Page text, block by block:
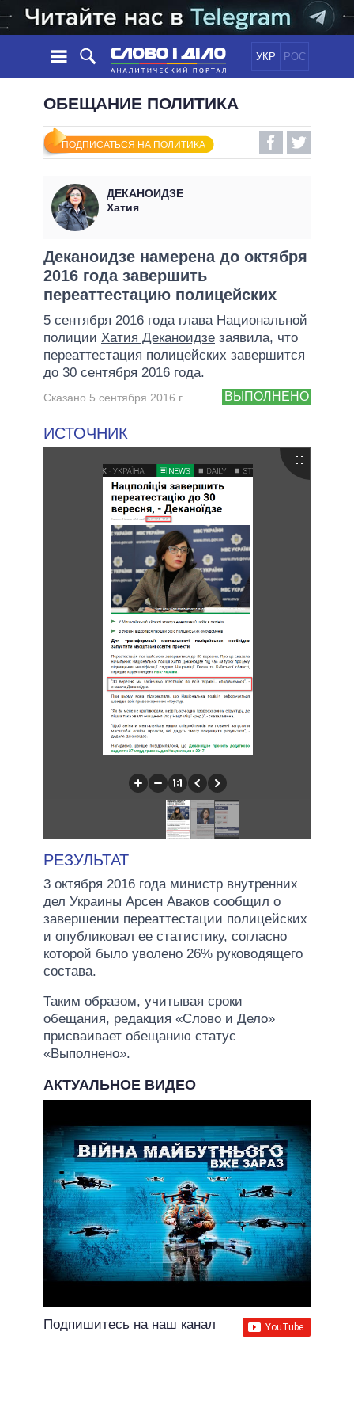
УКР РОС
НОВОСТИ
ЛЕНТА
СОБЫТИЯ
СТАТЬИ
МНЕНИЯ
ОБЗОРЫ
ДАЙДЖЕСТЫ
ПОЛИТИКА
ЭКОНОМИКА
ОБЕЩАНИЯ
ВСЕ ПОЛИТИКИ
ПРЕЗИДЕНТ И ОФИС
ВЕРХОВНАЯ РАДА
КАБИНЕТ МИНИСТРОВ
ГЛАВЫ ОБЛАДМИНИСТРАЦИЙ
МЭРЫ
ВСЕ ПЕРСОНЫ
ИНФОГРАФИКА
ПОДДЕРЖАТЬ
ОБЕЩАНИЕ ПОЛИТИКА
ПОДПИСАТЬСЯ НА ПОЛИТИКА
ДЕКАНОИДЗЕ
Хатия
Деканоидзе намерена до октября
2016 года завершить
переаттестацию полицейских
5 сентября 2016 года глава Национальной
полиции Хатия Деканоидзе заявила, что
переаттестация полицейских завершится
до 30 сентября 2016 года.
ВЫПОЛНЕНО
Сказано 5 сентября 2016 г.
ИСТОЧНИК
РЕЗУЛЬТАТ
3 октября 2016 года министр внутренних
дел Украины Арсен Аваков сообщил о
завершении переаттестации полицейских
и опубликовал ее статистику, согласно
которой было уволено 26% руководящего
состава.
Таким образом, учитывая сроки
обещания, редакция «Слово и Дело»
присваивает обещанию статус
«Выполнено».
АКТУАЛЬНОЕ ВИДЕО
Подпишитесь на наш канал